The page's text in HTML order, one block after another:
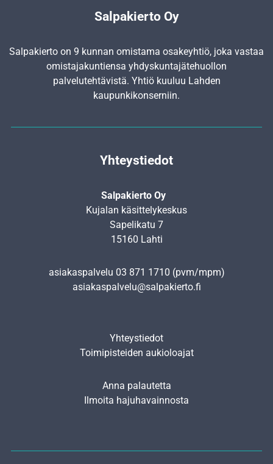
Salpakierto Oy
Salpakierto on 9 kunnan omistama osakeyhtiö, joka vastaa
omistajakuntiensa yhdyskunta­jätehuollon
palvelutehtävistä. Yhtiö kuuluu Lahden
kaupunkikonserniin.
Yhteystiedot
Salpakierto Oy
Kujalan käsittelykeskus
Sapelikatu 7
15160 Lahti
asiakaspalvelu 03 871 1710 (pvm/mpm)
asiakaspalvelu@salpakierto.fi
Yhteystiedot
Toimipisteiden aukioloajat
Anna palautetta
Ilmoita hajuhavainnosta